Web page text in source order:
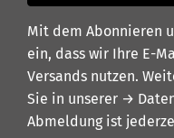
Mit dem Abonnieren
ein, dass wir Ihre E-
Versands nutzen.
Sie in unserer →
Abmeldung ist